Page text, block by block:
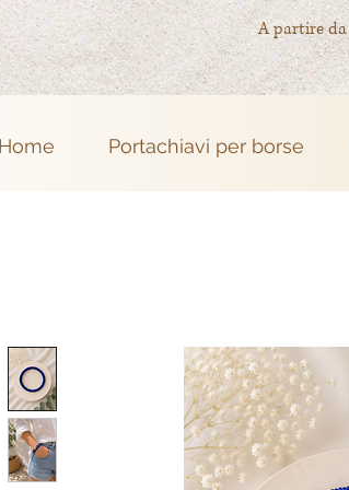
A partire da
Home Portachiavi per borse